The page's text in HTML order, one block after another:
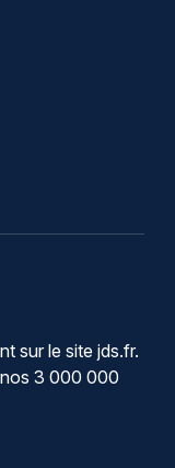
sur le site jds.fr.
3 000 000